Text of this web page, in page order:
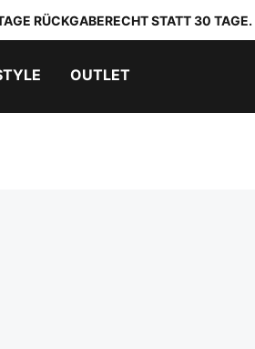
RÜCKGABERECHT STATT 30 TAGE.
OUTLET